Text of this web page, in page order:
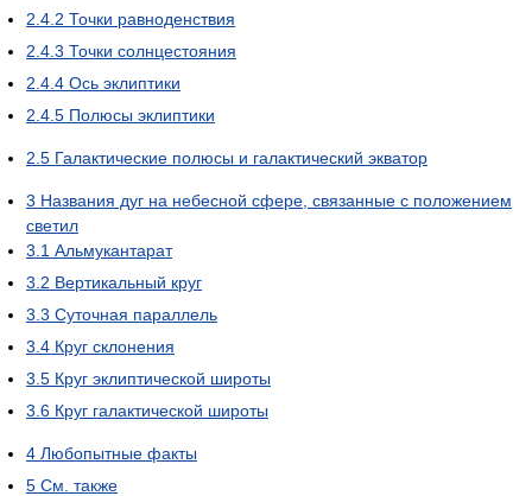
2.4.2 Точки равноденствия
2.4.3 Точки солнцестояния
2.4.4 Ось эклиптики
2.4.5 Полюсы эклиптики
2.5 Галактические полюсы и галактический экватор
3 Названия дуг на небесной сфере, связанные с положением
светил
3.1 Альмукантарат
3.2 Вертикальный круг
3.3 Суточная параллель
3.4 Круг склонения
3.5 Круг эклиптической широты
3.6 Круг галактической широты
4 Любопытные факты
5 См. также